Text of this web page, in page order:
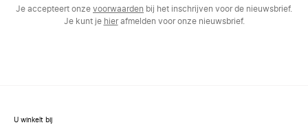
Je accepteert onze voorwaarden bij het inschrijven voor de nieuwsbrief.
Je kunt je hierafmelden voor onze nieuwsbrief.
U winkelt bij